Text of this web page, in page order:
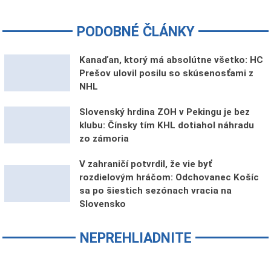
PODOBNÉ ČLÁNKY
Kanaďan, ktorý má absolútne všetko: HC
Prešov ulovil posilu so skúsenosťami z
NHL
Slovenský hrdina ZOH v Pekingu je bez
klubu: Čínsky tím KHL dotiahol náhradu
zo zámoria
V zahraničí potvrdil, že vie byť
rozdielovým hráčom: Odchovanec Košíc
sa po šiestich sezónach vracia na
Slovensko
NEPREHLIADNITE